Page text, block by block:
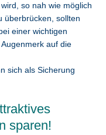
so nah wie möglich
überbrücken, sollten
einer wichtigen
auf die
sich als Sicherung
sparen!